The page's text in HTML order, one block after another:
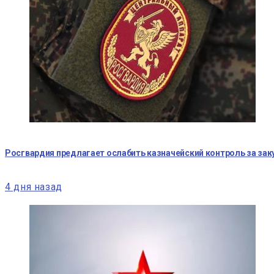
Росгвардия предлагает ослабить казначейский контроль за
4 дня назад